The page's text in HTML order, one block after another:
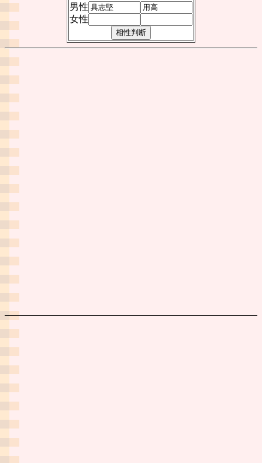
男性
女性